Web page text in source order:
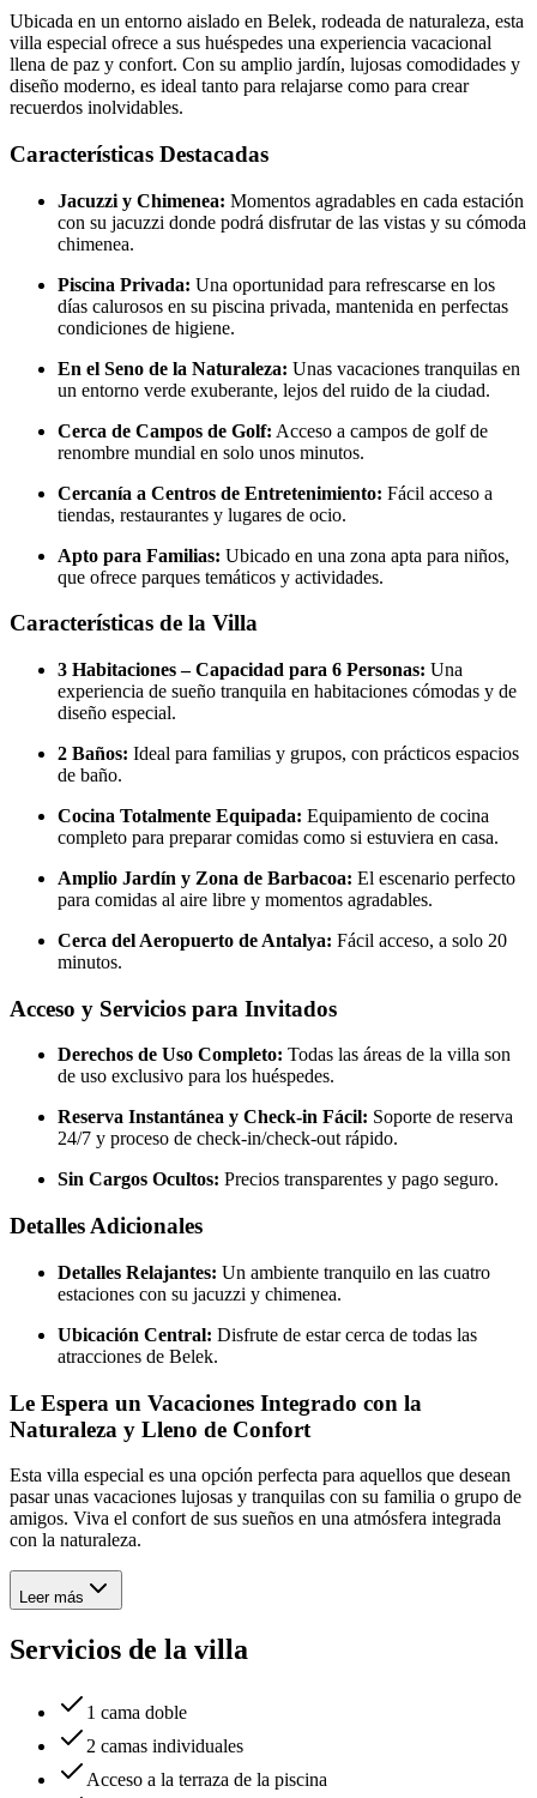
Ubicada en un entorno aislado en Belek, rodeada de naturaleza, esta
villa especial ofrece a sus huéspedes una experiencia vacacional
llena de paz y confort. Con su amplio jardín, lujosas comodidades y
diseño moderno, es ideal tanto para relajarse como para crear
recuerdos inolvidables.
Características Destacadas
Jacuzzi y Chimenea: Momentos agradables en cada estación
con su jacuzzi donde podrá disfrutar de las vistas y su cómoda
chimenea.
Piscina Privada: Una oportunidad para refrescarse en los
días calurosos en su piscina privada, mantenida en perfectas
condiciones de higiene.
En el Seno de la Naturaleza: Unas vacaciones tranquilas en
un entorno verde exuberante, lejos del ruido de la ciudad.
Cerca de Campos de Golf: Acceso a campos de golf de
renombre mundial en solo unos minutos.
Cercanía a Centros de Entretenimiento: Fácil acceso a
tiendas, restaurantes y lugares de ocio.
Apto para Familias: Ubicado en una zona apta para niños,
que ofrece parques temáticos y actividades.
Características de la Villa
3 Habitaciones – Capacidad para 6 Personas: Una
experiencia de sueño tranquila en habitaciones cómodas y de
diseño especial.
2 Baños: Ideal para familias y grupos, con prácticos espacios
de baño.
Cocina Totalmente Equipada: Equipamiento de cocina
completo para preparar comidas como si estuviera en casa.
Amplio Jardín y Zona de Barbacoa: El escenario perfecto
para comidas al aire libre y momentos agradables.
Cerca del Aeropuerto de Antalya: Fácil acceso, a solo 20
minutos.
Acceso y Servicios para Invitados
Derechos de Uso Completo: Todas las áreas de la villa son
de uso exclusivo para los huéspedes.
Reserva Instantánea y Check-in Fácil: Soporte de reserva
24/7 y proceso de check-in/check-out rápido.
Sin Cargos Ocultos: Precios transparentes y pago seguro.
Detalles Adicionales
Detalles Relajantes: Un ambiente tranquilo en las cuatro
estaciones con su jacuzzi y chimenea.
Ubicación Central: Disfrute de estar cerca de todas las
atracciones de Belek.
Le Espera un Vacaciones Integrado con la
Naturaleza y Lleno de Confort
Esta villa especial es una opción perfecta para aquellos que desean
pasar unas vacaciones lujosas y tranquilas con su familia o grupo de
amigos. Viva el confort de sus sueños en una atmósfera integrada
con la naturaleza.
Leer más
Servicios de la villa
1 cama doble
2 camas individuales
Acceso a la terraza de la piscina